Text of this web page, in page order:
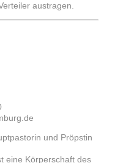
austragen.
und Pröpstin
eine Körperschaft des